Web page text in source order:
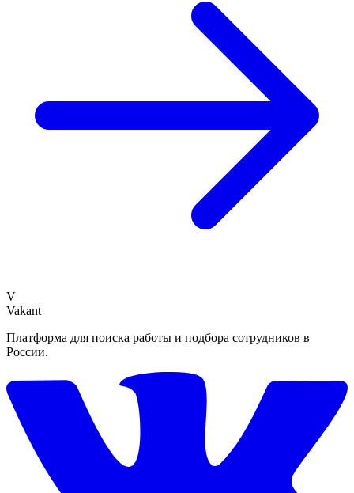
V
Vakant
Платформа для поиска работы и подбора сотрудников в
России.